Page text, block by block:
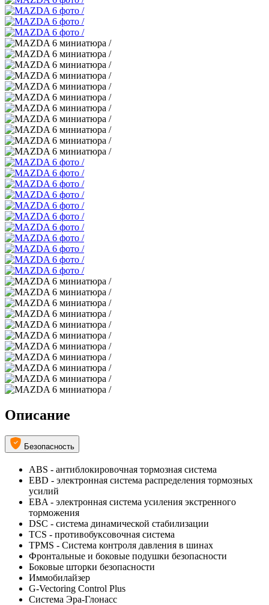
Описание
Безопасность
ABS - антиблокировочная тормозная система
EBD - электронная система распределения тормозных
усилий
EBA - электронная система усиления экстренного
торможения
DSC - система динамической стабилизации
TCS - противобуксовочная система
TPMS - Cистема контроля давления в шинах
Фронтальные и боковые подушки безопасности
Боковые шторки безопасности
Иммобилайзер
G-Vectoring Control Plus
Система Эра-Глонасс